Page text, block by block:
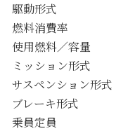
駆動形式
燃料消費率
使用燃料／容量
ミッション形式
サスペンション形式
ブレーキ形式
乗員定員